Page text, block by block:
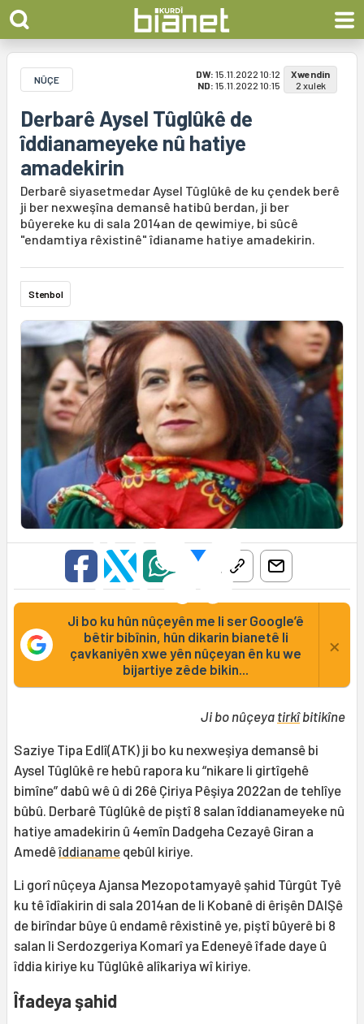
NÛÇE DW: 15.11.2022 10:12
ND: 15.11.2022 10:15
Xwendin
2 xulek
Derbarê Aysel Tûglûkê de
îddianameyeke nû hatiye
amadekirin
Derbarê siyasetmedar Aysel Tûglûkê de ku çendek berê
ji ber nexweşîna demansê hatibû berdan, ji ber
bûyereke ku di sala 2014an de qewimiye, bi sûcê
"endamtiya rêxistinê" îdianame hatiye amadekirin.
Stenbol
Ji bo ku hûn nûçeyên me li ser Google’ê
bêtir bibînin, hûn dikarin bianetê li
çavkaniyên xwe yên nûçeyan ên ku we
bijartiye zêde bikin...
×
Ji bo nûçeya tirkîbitikîne
Saziye Tipa Edlî(ATK) ji bo ku nexweşiya demansê bi
Aysel Tûglûkê re hebû rapora ku “nikare li girtîgehê
bimîne” dabû wê û di 26ê Çiriya Pêşiya 2022an de tehlîye
bûbû. Derbarê Tûglûkê de piştî 8 salan îddianameyeke nû
hatiye amadekirin û 4emîn Dadgeha Cezayê Giran a
Amedêîddianame qebûl kiriye.
Li gorî nûçeya Ajansa Mezopotamyayê şahid Tûrgût Tyê
ku tê îdîakirin di sala 2014an de li Kobanê di êrişên DAIŞê
de birîndar bûye û endamê rêxistinê ye, piştî bûyerê bi 8
salan li Serdozgeriya Komarî ya Edeneyê îfade daye û
îddia kiriye ku Tûglûkê alîkariya wî kiriye.
Îfadeya şahid